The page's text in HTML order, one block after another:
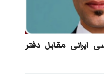
مقابل دفتر